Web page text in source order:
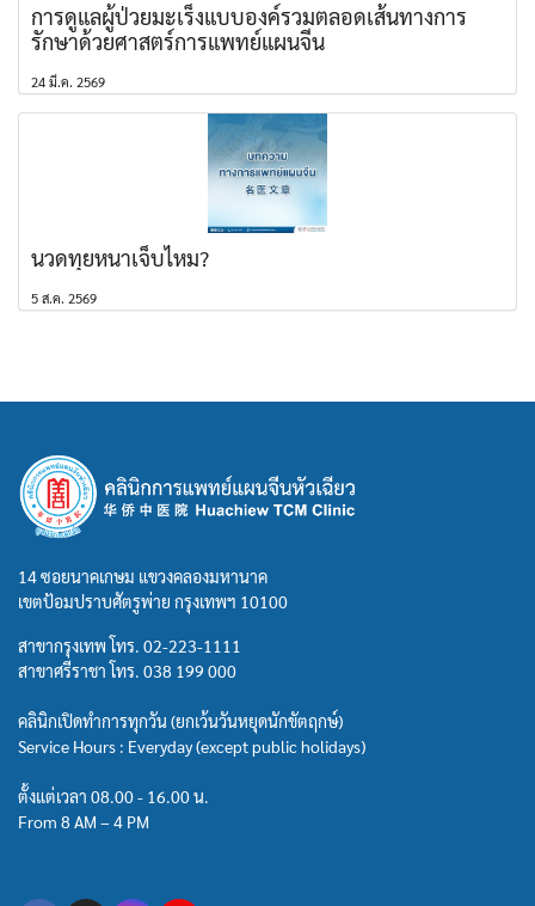
การดูแลผู้ป่วยมะเร็งแบบองค์รวมตลอดเส้นทางการ
รักษาด้วยศาสตร์การแพทย์แผนจีน
24 มี.ค. 2569
นวดทุยหนาเจ็บไหม?
5 ส.ค. 2569
14 ซอยนาคเกษม แขวงคลองมหานาค
เขตป้อมปราบศัตรูพ่าย กรุงเทพฯ 10100
สาขากรุงเทพ โทร. 02-223-1111
สาขาศรีราชา โทร. 038 199 000
คลินิกเปิดทำการทุกวัน (ยกเว้นวันหยุดนักขัตฤกษ์)
Service Hours : Everyday (except public holidays)
ตั้งแต่เวลา 08.00 - 16.00 น.
From 8 AM – 4 PM